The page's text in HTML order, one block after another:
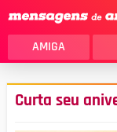
AMIGA
Curta seu